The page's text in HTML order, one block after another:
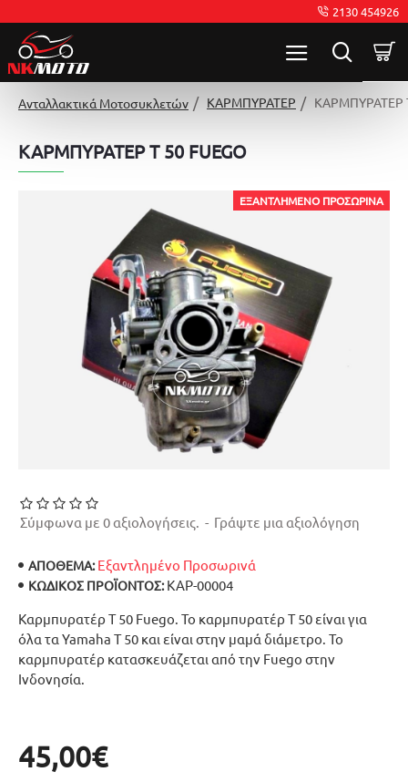
2130 454926
Ανταλλακτικά Μοτοσυκλετών ΚΑΡΜΠΥΡΑΤΕΡ ΚΑΡΜΠΥΡΑΤΕΡ
ΚΑΡΜΠΥΡΑΤΕΡ Τ 50 FUEGO
ΕΞΑΝΤΛΗΜΈΝΟ ΠΡΟΣΩΡΙΝΆ
Καρμπυρατέρ T 50 Fuego. Το καρμπυρατέρ T 50 είναι για
όλα τα Yamaha T 50 και είναι στην μαμά διάμετρο. Το
καρμπυρατέρ κατασκευάζεται από την Fuego στην
Ινδονησία.
ΑΠΟΘΕΜΑ: Εξαντλημένο Προσωρινά
ΚΩΔΙΚΌΣ ΠΡΟΪΌΝΤΟΣ: ΚΑΡ-00004
Σύμφωνα με 0 αξιολογήσεις. - Γράψτε μια αξιολόγηση
45,00€